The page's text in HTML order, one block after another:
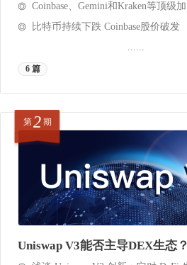
比特币持续下跌 Coinbase股价破发
......
6 篇
Uniswap V3能否主导DEX生态？
第2 期